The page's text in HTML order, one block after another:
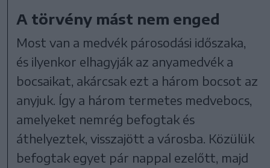
A törvény mást nem enged
Most van a medvék párosodási időszaka,
és ilyenkor elhagyják az anyamedvék a
bocsaikat, akárcsak ezt a három bocsot az
anyjuk. Így a három termetes medvebocs,
amelyeket nemrég befogtak és
áthelyeztek, visszajött a városba. Közülük
befogtak egyet pár nappal ezelőtt, majd